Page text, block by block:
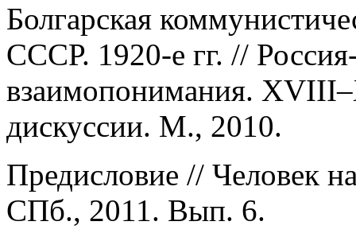
Болгарская
СССР. 1920-е гг. //
взаимопонимания.
дискуссии. М., 2010.
Предисловие // Человек
СПб., 2011. Вып. 6.